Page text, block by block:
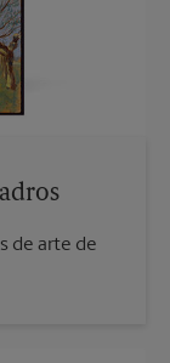
de arte de